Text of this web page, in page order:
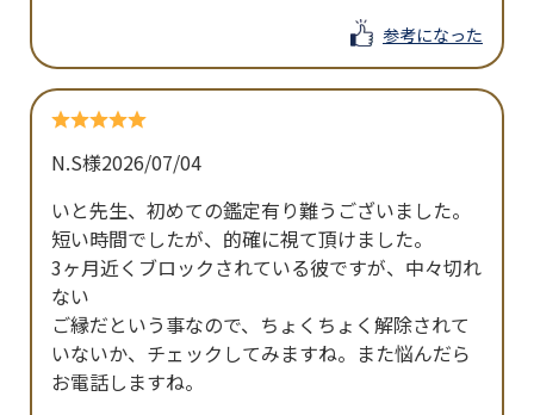
参考になった
N.S様2026/07/04
いと先生、初めての鑑定有り難うございました。
短い時間でしたが、的確に視て頂けました。
3ヶ月近くブロックされている彼ですが、中々切れ
ない
ご縁だという事なので、ちょくちょく解除されて
いないか、チェックしてみますね。また悩んだら
お電話しますね。